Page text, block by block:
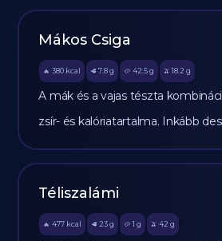
Mákos Csiga
🔥 380 kcal 🥩 7.8 g 🥔 42.5g 🫒 18.2 g
A mák és a vajas tészta
zsír- és kalóriatartalma. Inkább
Téliszalámi
🔥 477 kcal 🥩 23 g 🥔 1 g 🫒 42 g